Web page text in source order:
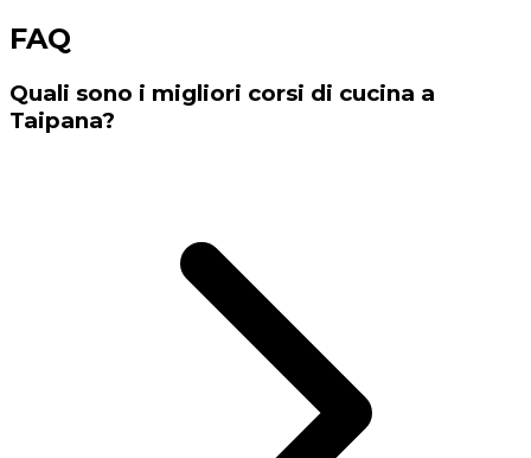
FAQ
Quali sono i migliori corsi di cucina a
Taipana?